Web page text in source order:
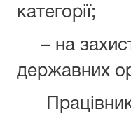
категорії;
– на захист
державних